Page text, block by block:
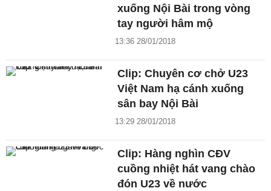
xuống Nội Bài trong vòng
tay người hâm mộ
13:36 28/01/2018
Clip: Chuyên cơ chở U23
Việt Nam hạ cánh xuống
sân bay Nội Bài
13:29 28/01/2018
Clip: Hàng nghìn CĐV
cuồng nhiệt hát vang chào
đón U23 về nước